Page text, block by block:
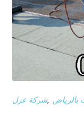
بالرياض ,شركة عزل